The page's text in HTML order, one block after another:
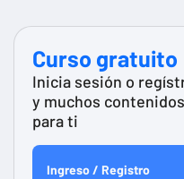
Curso gratuito
Inicia sesión o
y muchos
para ti
Ingreso / Registro